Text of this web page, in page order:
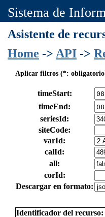
Sistema de
Asistente de
Home -> API ->
Aplicar filtros (*:
timeStart:
timeEnd:
seriesId:
siteCode:
varId:
calId:
all:
corId:
Descargar en formato:
Identificador del recurso: